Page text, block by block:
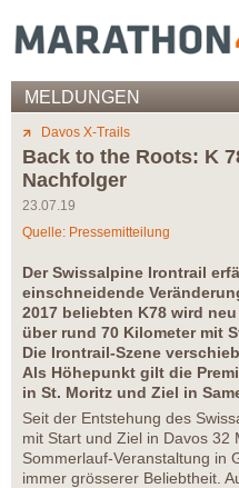
MELDUNGEN
Davos X-Trails
Back to the Roots: K
Nachfolger
23.07.19
Quelle: Pressemitteilung
Der Swissalpine Irontrail
einschneidende
2017 beliebten K78 wird
über rund 70 Kilometer mit
Die Irontrail-Szene
Als Höhepunkt gilt die
in St. Moritz und Ziel in
Seit der Entstehung des
mit Start und Ziel in Davos 32
Sommerlauf-Veranstaltung in
immer grösserer Beliebtheit.